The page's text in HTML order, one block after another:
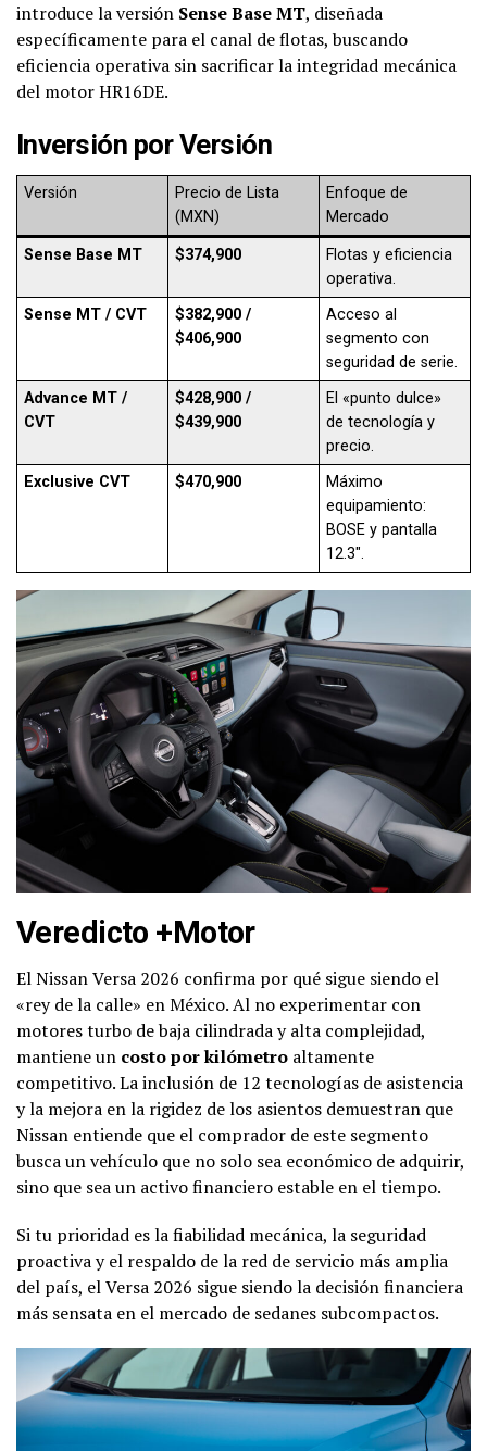
introduce la versión Sense Base MT, diseñada
específicamente para el canal de flotas, buscando
eficiencia operativa sin sacrificar la integridad mecánica
del motor HR16DE.
Inversión por Versión
Versión
Precio de Lista
(MXN)
Enfoque de
Mercado
Sense Base MT $374,900
Flotas y eficiencia
operativa.
Sense MT / CVT
$382,900 /
$406,900
Acceso al
segmento con
seguridad de serie.
Advance MT /
CVT
$428,900 /
$439,900
El «punto dulce»
de tecnología y
precio.
Exclusive CVT
$470,900
Máximo
equipamiento:
BOSE y pantalla
12.3″.
Veredicto +Motor
El Nissan Versa 2026 confirma por qué sigue siendo el
«rey de la calle» en México. Al no experimentar con
motores turbo de baja cilindrada y alta complejidad,
mantiene un costo por kilómetro altamente
competitivo. La inclusión de 12 tecnologías de asistencia
y la mejora en la rigidez de los asientos demuestran que
Nissan entiende que el comprador de este segmento
busca un vehículo que no solo sea económico de adquirir,
sino que sea un activo financiero estable en el tiempo.
Si tu prioridad es la fiabilidad mecánica, la seguridad
proactiva y el respaldo de la red de servicio más amplia
del país, el Versa 2026 sigue siendo la decisión financiera
más sensata en el mercado de sedanes subcompactos.